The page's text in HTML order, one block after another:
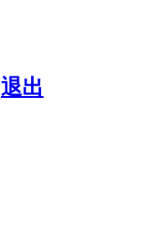
退出